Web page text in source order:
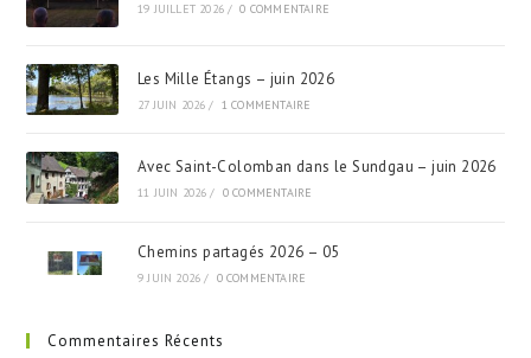
19 JUILLET 2026 / 0 COMMENTAIRE
Les Mille Étangs – juin 2026
27 JUIN 2026 / 1 COMMENTAIRE
Avec Saint-Colomban dans le Sundgau – juin 2026
11 JUIN 2026 / 0 COMMENTAIRE
Chemins partagés 2026 – 05
9 JUIN 2026 / 0 COMMENTAIRE
Commentaires Récents